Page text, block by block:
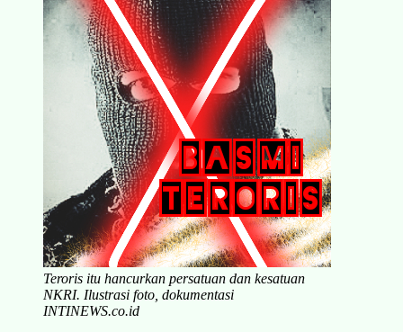
Teroris itu hancurkan persatuan dan kesatuan
NKRI. Ilustrasi foto, dokumentasi
INTINEWS.co.id